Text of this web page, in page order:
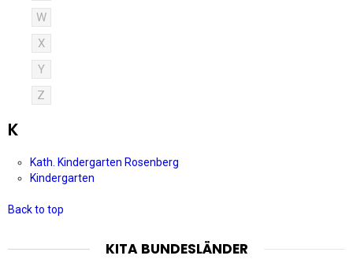
W
X
Y
Z
K
Kath. Kindergarten Rosenberg
Kindergarten
Back to top
KITA BUNDESLÄNDER